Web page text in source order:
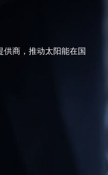
供商，推动太阳能在国